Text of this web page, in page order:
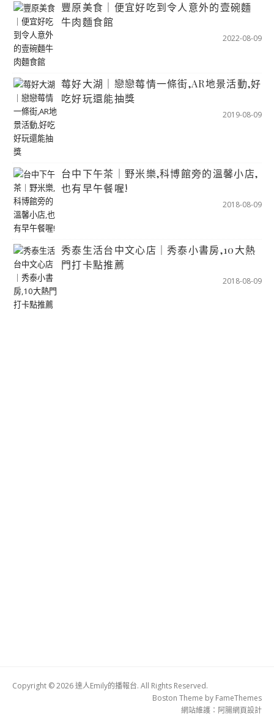
豐原美食｜便宜好吃到令人意外的壹碗麵
牛肉麵食館
2022-08-09
莓好大湖｜戀戀莓情一條街,AR地景活動,好
吃好玩還能抽獎
2019-08-09
台中下午茶｜野米樂,科博館旁的溫馨小店,
也有早午餐喔!
2018-08-09
秀泰生活台中文心店｜秀泰小書房,10大熱
門打卡點推薦
2018-08-09
Copyright © 2026 達人Emily的播報台. All Rights Reserved.
Boston Theme by FameThemes
網站維護： 阿腸網頁設計